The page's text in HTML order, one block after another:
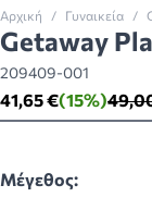
Αρχική / Γυναικεία /
Getaway
209409-001
(15%)
41,65 €
Μέγεθος: